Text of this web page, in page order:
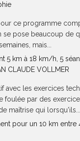
ce programme
se pose beaucoup de
mais...
5 km à 18 km/h, 5
CLAUDE VOLLMER
avec les exercices
foulée par des
maîtrise qui lorsqu'ils...
pour un 10 km